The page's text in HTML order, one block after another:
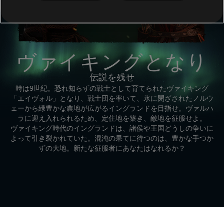
ヴァイキングとなり
伝説を残せ
時は9世紀。恐れ知らずの戦士として育てられたヴァイキング
「エイヴォル」となり、戦士団を率いて、氷に閉ざされたノルウ
ェーから緑豊かな農地が広がるイングランドを目指せ。ヴァルハ
ラに迎え入れられるため、定住地を築き、敵地を征服せよ。
ヴァイキング時代のイングランドは、諸侯や王国どうしの争いに
よって引き裂かれていた。混沌の果てに待つのは、豊かな手つか
ずの大地。新たな征服者にあなたはなれるか？